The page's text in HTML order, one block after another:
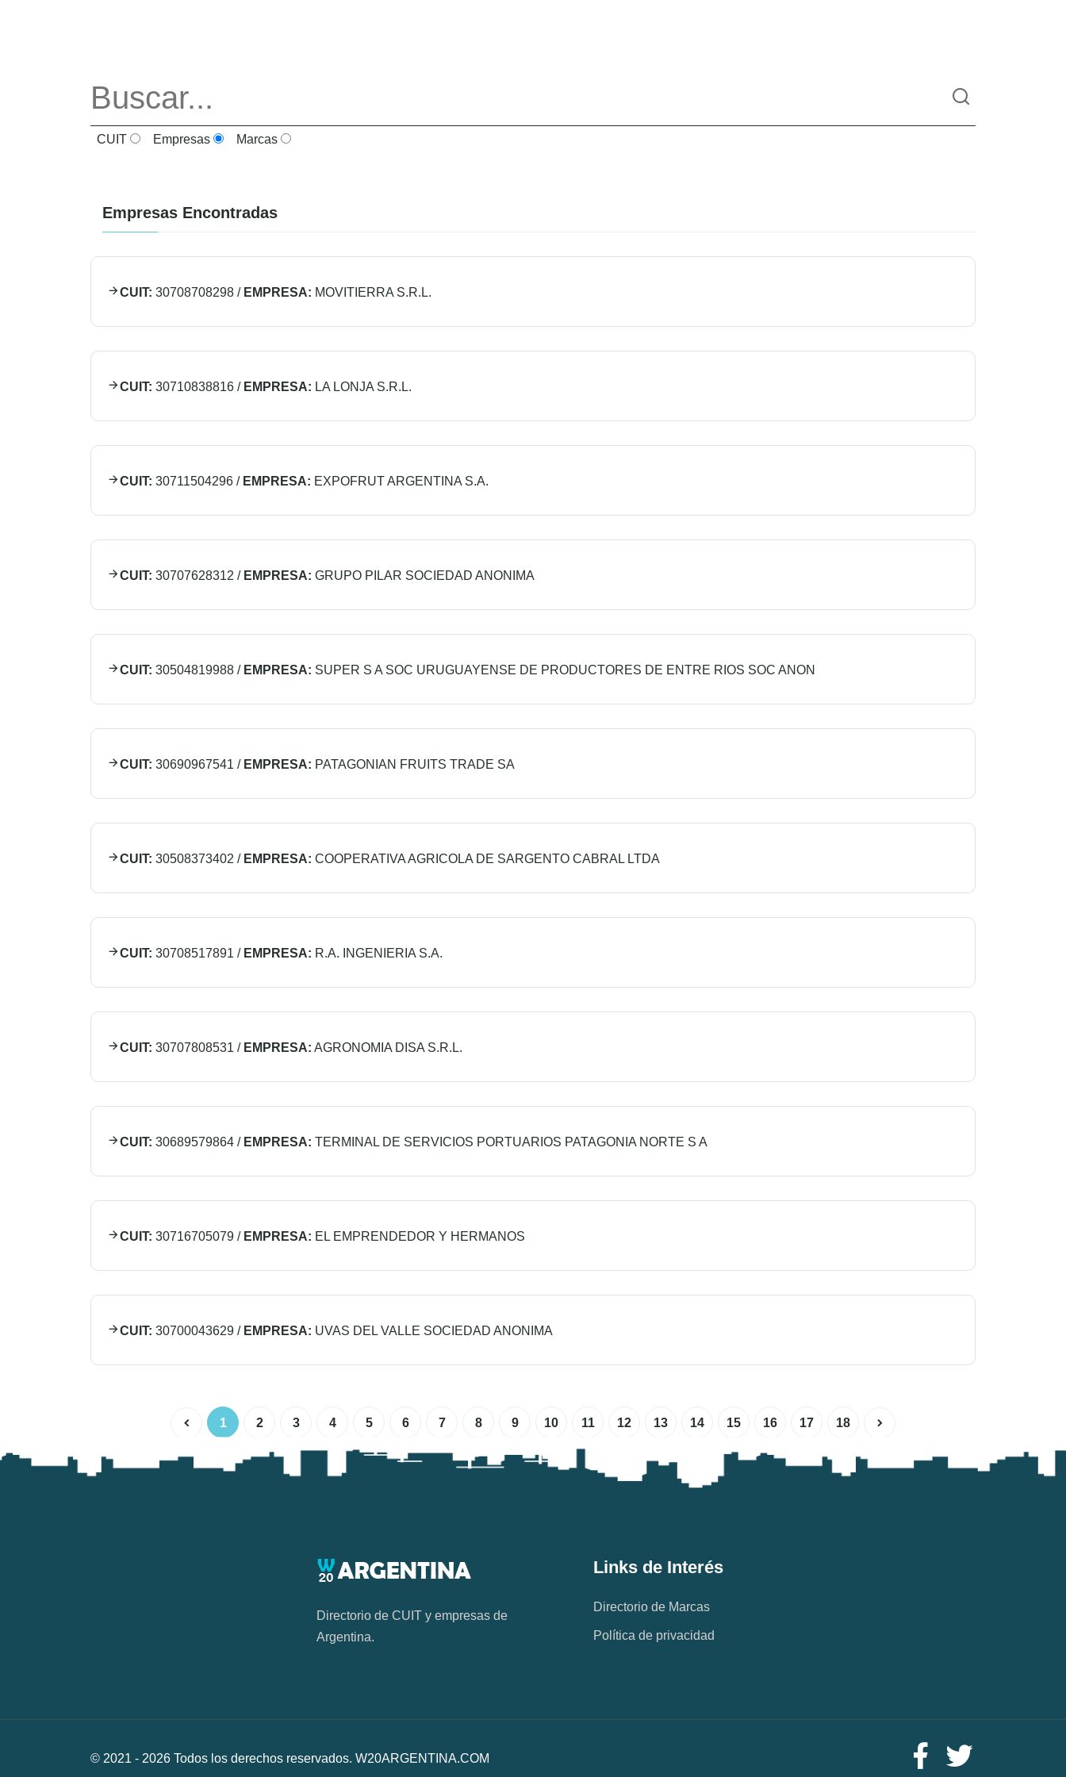
CUIT Empresas Marcas
Empresas Encontradas
CUIT: 30708708298 / EMPRESA: MOVITIERRA S.R.L.
CUIT: 30710838816 / EMPRESA: LA LONJA S.R.L.
CUIT: 30711504296 / EMPRESA: EXPOFRUT ARGENTINA S.A.
CUIT: 30707628312 / EMPRESA: GRUPO PILAR SOCIEDAD ANONIMA
CUIT: 30504819988 / EMPRESA: SUPER S A SOC URUGUAYENSE DE PRODUCTORES DE ENTRE RIOS SOC ANON
CUIT: 30690967541 / EMPRESA: PATAGONIAN FRUITS TRADE SA
CUIT: 30508373402 / EMPRESA: COOPERATIVA AGRICOLA DE SARGENTO CABRAL LTDA
CUIT: 30708517891 / EMPRESA: R.A. INGENIERIA S.A.
CUIT: 30707808531 / EMPRESA: AGRONOMIA DISA S.R.L.
CUIT: 30689579864 / EMPRESA: TERMINAL DE SERVICIOS PORTUARIOS PATAGONIA NORTE S A
CUIT: 30716705079 / EMPRESA: EL EMPRENDEDOR Y HERMANOS
CUIT: 30700043629 / EMPRESA: UVAS DEL VALLE SOCIEDAD ANONIMA
1 2 3 4 5 6 7 8 9 10 11 12 13 14 15 16 17 18
Directorio de CUIT y empresas de
Argentina.
Links de Interés
Directorio de Marcas
Política de privacidad
© 2021 - 2026 Todos los derechos reservados. W20ARGENTINA.COM